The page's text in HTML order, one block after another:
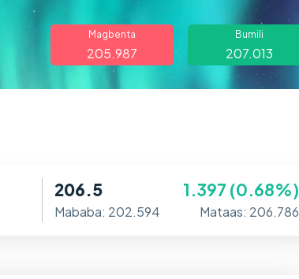
Magbenta
205.987
Bumili
207.013
206.5 1.397 (0.68%)
Mababa: 202.594 Mataas: 206.786